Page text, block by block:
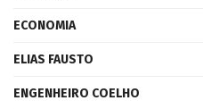
ECONOMIA
ELIAS FAUSTO
ENGENHEIRO COELHO